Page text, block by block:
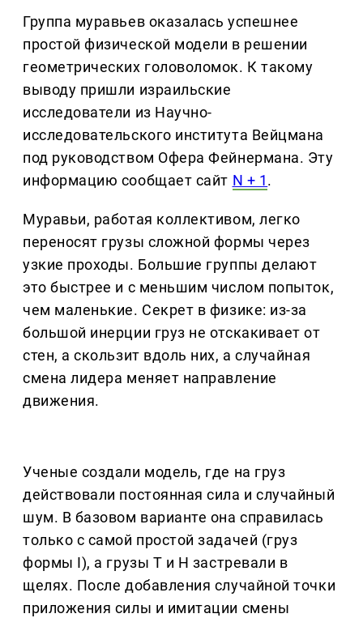
Группа муравьев оказалась успешнее
простой физической модели в решении
геометрических головоломок. К такому
выводу пришли израильские
исследователи из Научно-
исследовательского института Вейцмана
под руководством Офера Фейнермана. Эту
информацию сообщает сайт N + 1.
Муравьи, работая коллективом, легко
переносят грузы сложной формы через
узкие проходы. Большие группы делают
это быстрее и с меньшим числом попыток,
чем маленькие. Секрет в физике: из-за
большой инерции груз не отскакивает от
стен, а скользит вдоль них, а случайная
смена лидера меняет направление
движения.
Ученые создали модель, где на груз
действовали постоянная сила и случайный
шум. В базовом варианте она справилась
только с самой простой задачей (груз
формы I), а грузы T и Н застревали в
щелях. После добавления случайной точки
приложения силы и имитации смены